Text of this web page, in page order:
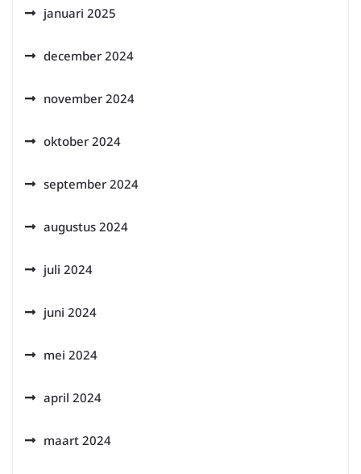
januari 2025
december 2024
november 2024
oktober 2024
september 2024
augustus 2024
juli 2024
juni 2024
mei 2024
april 2024
maart 2024